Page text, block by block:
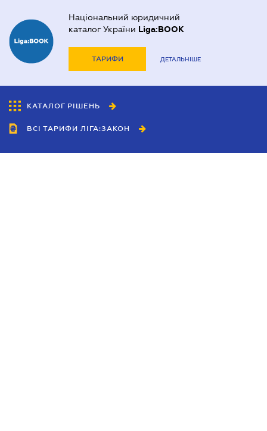
Національний юридичний
каталог України Liga:BOOK
ТАРИФИ ДЕТАЛЬНІШЕ
КАТАЛОГ РІШЕНЬ
ВСІ ТАРИФИ ЛІГА:ЗАКОН